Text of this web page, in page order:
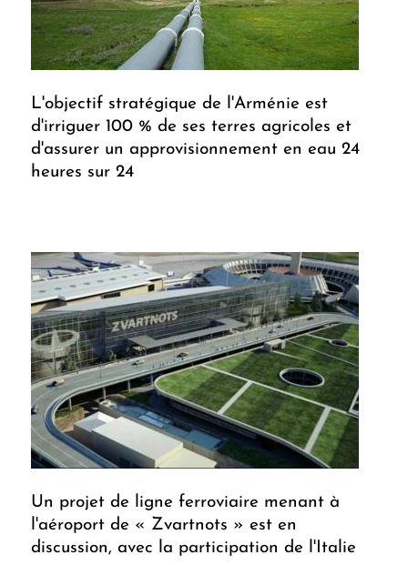
L'objectif stratégique de l'Arménie est
d'irriguer 100 % de ses terres agricoles et
d'assurer un approvisionnement en eau 24
heures sur 24
Un projet de ligne ferroviaire menant à
l'aéroport de « Zvartnots » est en
discussion, avec la participation de l'Italie